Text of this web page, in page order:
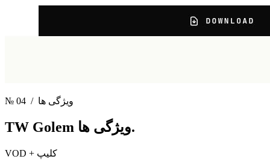
№ 04 / ویژگی ها
TW Golem ویژگی ها.
VOD + کلیپ